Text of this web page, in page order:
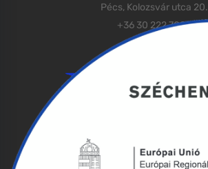
Pécs, Kolozsvár utca 20.
+36 30 222 7000